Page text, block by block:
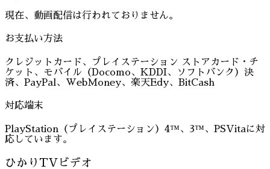
現在、動画配信は行われておりません。
お支払い方法
クレジットカード、プレイステーション ストアカード・チ
ケット、モバイル（Docomo、KDDI、ソフトバンク）決
済、PayPal、WebMoney、楽天Edy、BitCash
対応端末
PlayStation（プレイステーション）4™、3™、PSVitaに対
応しています。
ひかりTVビデオ